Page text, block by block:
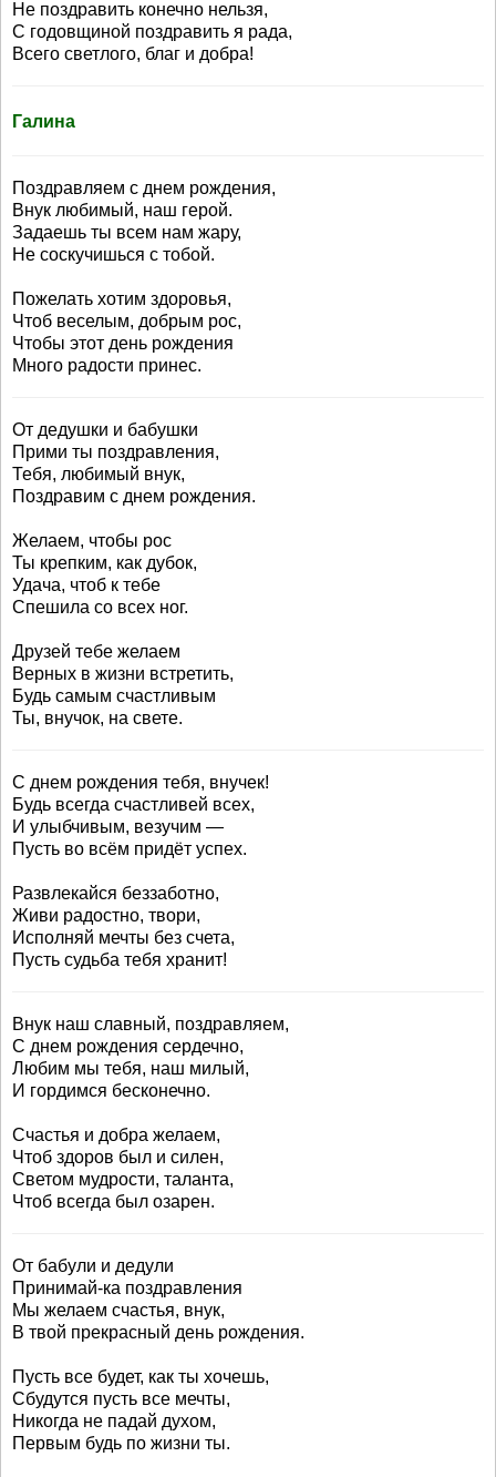
Не поздравить конечно нельзя,
С годовщиной поздравить я рада,
Всего светлого, благ и добра!
Галина
Поздравляем с днем рождения,
Внук любимый, наш герой.
Задаешь ты всем нам жару,
Не соскучишься с тобой.
Пожелать хотим здоровья,
Чтоб веселым, добрым рос,
Чтобы этот день рождения
Много радости принес.
От дедушки и бабушки
Прими ты поздравления,
Тебя, любимый внук,
Поздравим с днем рождения.
Желаем, чтобы рос
Ты крепким, как дубок,
Удача, чтоб к тебе
Спешила со всех ног.
Друзей тебе желаем
Верных в жизни встретить,
Будь самым счастливым
Ты, внучок, на свете.
С днем рождения тебя, внучек!
Будь всегда счастливей всех,
И улыбчивым, везучим —
Пусть во всём придёт успех.
Развлекайся беззаботно,
Живи радостно, твори,
Исполняй мечты без счета,
Пусть судьба тебя хранит!
Внук наш славный, поздравляем,
С днем рождения сердечно,
Любим мы тебя, наш милый,
И гордимся бесконечно.
Счастья и добра желаем,
Чтоб здоров был и силен,
Светом мудрости, таланта,
Чтоб всегда был озарен.
От бабули и дедули
Принимай-ка поздравления
Мы желаем счастья, внук,
В твой прекрасный день рождения.
Пусть все будет, как ты хочешь,
Сбудутся пусть все мечты,
Никогда не падай духом,
Первым будь по жизни ты.